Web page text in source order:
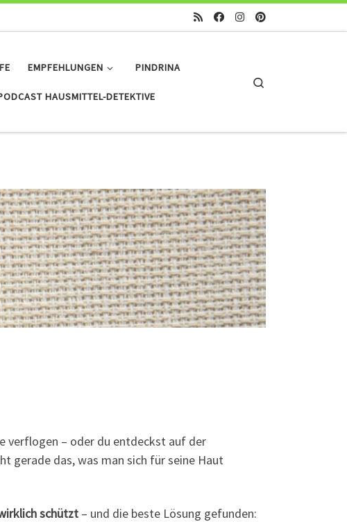
EMPFEHLUNGEN PINDRINA
HAUSMITTEL-DETEKTIVE
verflogen – oder du entdeckst auf der
gerade das, was man sich für seine Haut
schützt – und die beste Lösung gefunden: